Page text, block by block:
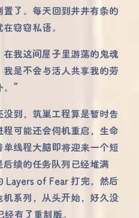
了。每天回到井井有条的
窃窃私语。
我这间屋子里游荡的鬼魂
是不会与活人共享我的劳
。”
到，筑巢工程算是暂时告
可能还会伺机重启，生命
线程大脑即将迎来一个短
续的任务队列已经堆满
Layers of Fear 打完，然后
系列，从头开始，好久没
有了重制版。